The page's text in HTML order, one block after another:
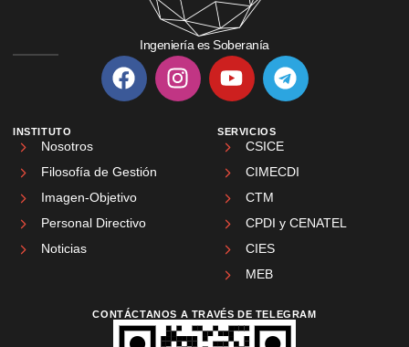
Ingeniería es Soberanía
INSTITUTO
Nosotros
Filosofía de Gestión
Imagen-Objetivo
Personal Directivo
Noticias
SERVICIOS
CSICE
CIMECDI
CTM
CPDI y CENATEL
CIES
MEB
CONTÁCTANOS A TRAVÉS DE TELEGRAM